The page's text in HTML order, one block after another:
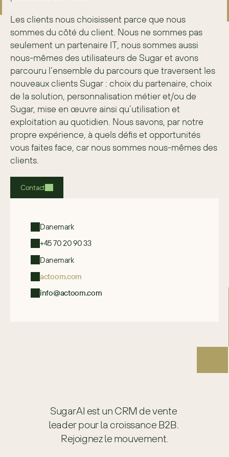
Les clients nous choisissent parce que nous
sommes du côté du client. Nous ne sommes pas
seulement un partenaire IT, nous sommes aussi
nous-mêmes des utilisateurs de Sugar et avons
parcouru l’ensemble du parcours que traversent les
nouveaux clients Sugar : choix du partenaire, choix
de la solution, personnalisation métier et/ou de
Sugar, mise en œuvre ainsi qu’utilisation et
exploitation au quotidien. Nous savons, par notre
propre expérience, à quels défis et opportunités
vous faites face, car nous sommes nous-mêmes des
clients.
Contact
Danemark
+45 70 20 90 33
Danemark
actoom.com
info@actoom.com
SugarAI est un CRM de vente
leader pour la croissance B2B.
Rejoignez le mouvement.